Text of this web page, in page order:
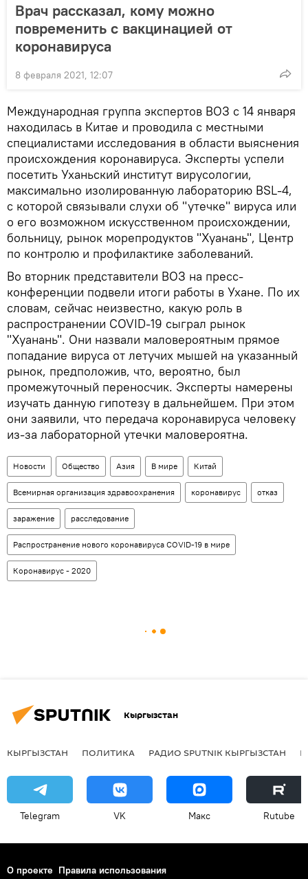
Врач рассказал, кому можно
повременить с вакцинацией от
коронавируса
8 февраля 2021, 12:07
Международная группа экспертов ВОЗ с 14 января
находилась в Китае и проводила с местными
специалистами исследования в области выяснения
происхождения коронавируса. Эксперты успели
посетить Уханьский институт вирусологии,
максимально изолированную лабораторию BSL-4,
с которой связывали слухи об "утечке" вируса или
о его возможном искусственном происхождении,
больницу, рынок морепродуктов "Хуанань", Центр
по контролю и профилактике заболеваний.
Во вторник представители ВОЗ на пресс-
конференции подвели итоги работы в Ухане. По их
словам, сейчас неизвестно, какую роль в
распространении COVID-19 сыграл рынок
"Хуанань". Они назвали маловероятным прямое
попадание вируса от летучих мышей на указанный
рынок, предположив, что, вероятно, был
промежуточный переносчик. Эксперты намерены
изучать данную гипотезу в дальнейшем. При этом
они заявили, что передача коронавируса человеку
из-за лабораторной утечки маловероятна.
Новости Общество Азия В мире Китай
Всемирная организация здравоохранения коронавирус отказ
заражение расследование
Распространение нового коронавируса COVID-19 в мире
Коронавирус - 2020
Кыргызстан
КЫРГЫЗСТАН ПОЛИТИКА РАДИО SPUTNIK КЫРГЫЗСТАН
Telegram VK Макс Rutube
О проекте Правила использования